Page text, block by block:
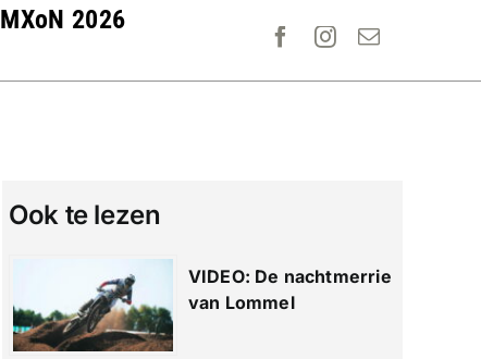
MXoN 2026
Ook te lezen
VIDEO: De nachtmerrie
van Lommel